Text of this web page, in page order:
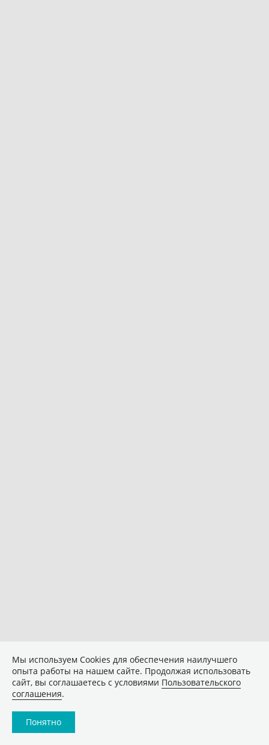
Мы используем Сookies для обеспечения наилучшего
опыта работы на нашем сайте. Продолжая использовать
сайт, вы соглашаетесь с условиями Пользовательского
соглашения.
Понятно